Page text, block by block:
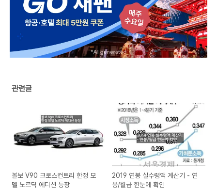
관련글
볼보 V90 크로스컨트리 한정 모
델 노르딕 에디션 등장
2019 연봉 실수령액 계산기 - 연
봉/월급 한눈에 확인